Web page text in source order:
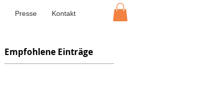
Presse Kontakt
Empfohlene Einträge